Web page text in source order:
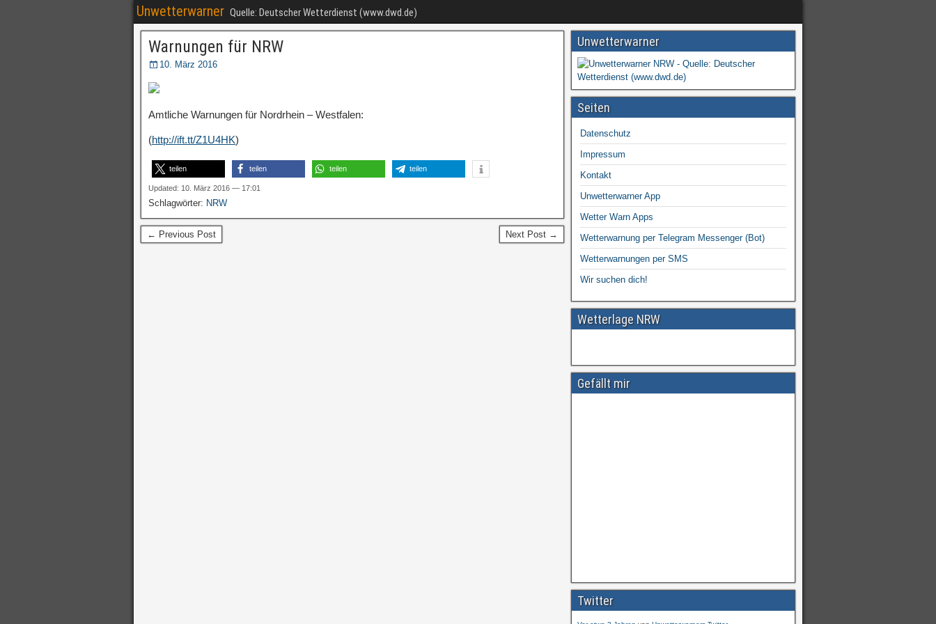
Unwetterwarner Quelle: Deutscher Wetterdienst (www.dwd.de)
Warnungen für NRW
10. März 2016
Amtliche Warnungen für Nordrhein – Westfalen:
(http://ift.tt/Z1U4HK)
teilen teilen teilen teilen
Updated: 10. März 2016 — 17:01
Schlagwörter: NRW
← Previous Post Next Post →
Unwetterwarner
Seiten
Datenschutz
Impressum
Kontakt
Unwetterwarner App
Wetter Warn Apps
Wetterwarnung per Telegram Messenger (Bot)
Wetterwarnungen per SMS
Wir suchen dich!
Wetterlage NRW
Gefällt mir
Twitter
ift.tt/wdhtnmI pic.twitter.com/cmFX…
Vor etwa 3 Jahren